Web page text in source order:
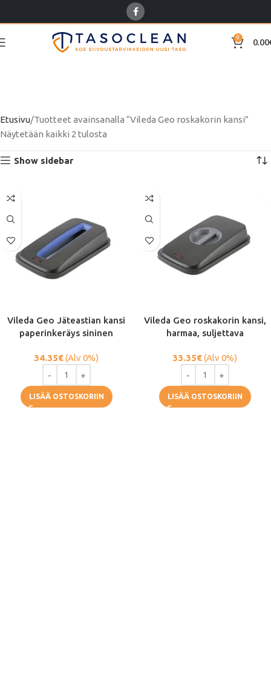
0 0.00
Etusivu Tuotteet avainsanalla “Vileda Geo roskakorin kansi”
Näytetään kaikki 2 tulosta
Show sidebar
Vileda Geo Jäteastian kansi
paperinkeräys sininen
34.35€(Alv 0%)
LISÄÄ OSTOSKORIIN
Vileda Geo roskakorin kansi,
harmaa, suljettava
33.35€(Alv 0%)
LISÄÄ OSTOSKORIIN